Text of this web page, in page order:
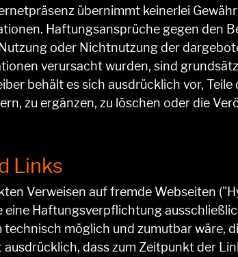
übernimmt keinerlei
Haftungsansprüche gegen den
oder Nichtnutzung der
verursacht wurden, sind
behält es sich ausdrücklich vor,
zu ergänzen, zu löschen oder die
Links
Verweisen auf fremde Webseiten
eine Haftungsverpflichtung
technisch möglich und zumutbar wäre,
dass zum Zeitpunkt der